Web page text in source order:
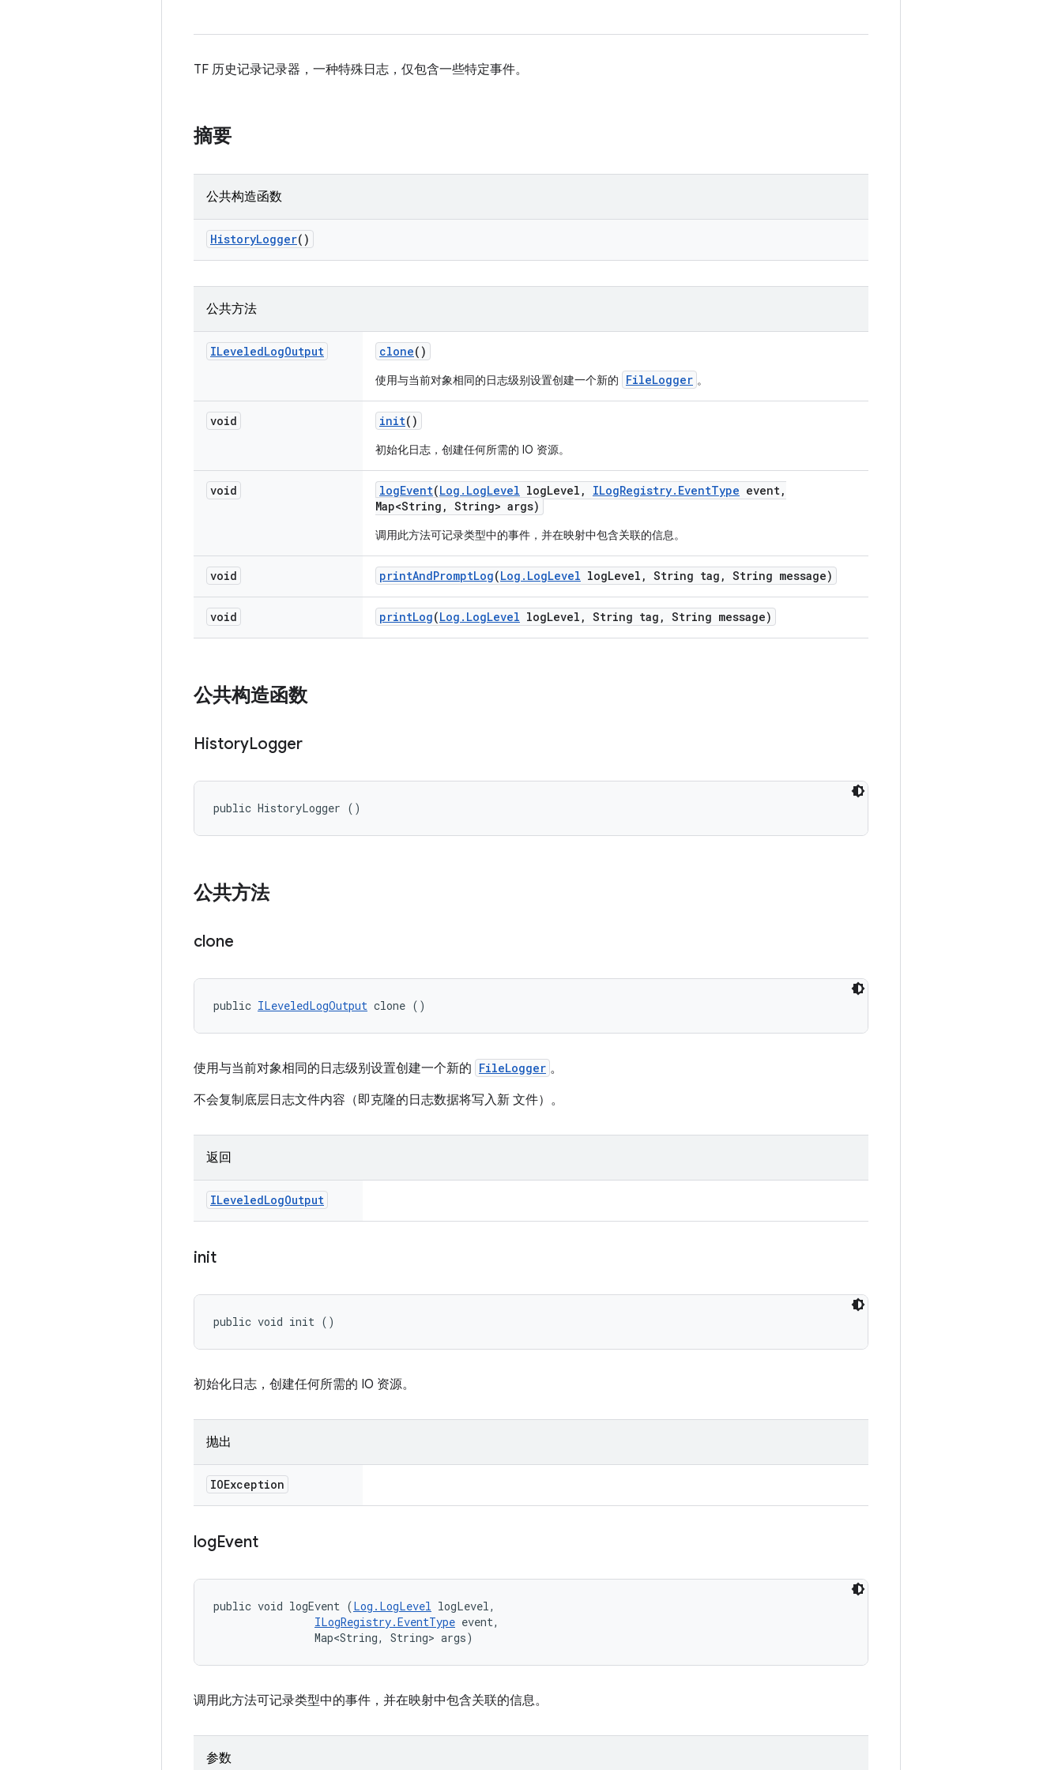
TF 历史记录记录器，一种特殊日志，仅包含一些特定事件。
摘要
公共构造函数
HistoryLogger()
公共方法
ILeveledLogOutput clone()
使用与当前对象相同的日志级别设置创建一个新的 FileLogger 。
void init()
初始化日志，创建任何所需的 IO 资源。
void logEvent(Log . LogLevel logLevel , ILogRegistry. EventType event,
Map<String , String> args)
调用此方法可记录类型中的事件，并在映射中包含关联的信息。
void printAndPromptLog(Log . LogLevel logLevel , String tag , String message)
void printLog(Log . LogLevel logLevel , String tag , String message)
公共构造函数
HistoryLogger
public HistoryLogger ()
公共方法
clone
public ILeveledLogOutput clone ()
使用与当前对象相同的日志级别设置创建一个新的 FileLogger 。
不会复制底层日志文件内容（即克隆的日志数据将写入新 文件）。
返回
ILeveledLogOutput
init
public void init ()
初始化日志，创建任何所需的 IO 资源。
抛出
IOException
logEvent
public void logEvent (Log.LogLevel logLevel,
ILogRegistry.EventType event,
                Map<String, String> args)
调用此方法可记录类型中的事件，并在映射中包含关联的信息。
参数